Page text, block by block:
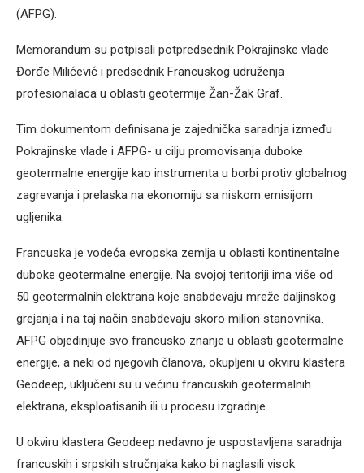
(AFPG).
Memorandum su potpisali potpredsednik Pokrajinske vlade
Đorđe Milićević i predsednik Francuskog udruženja
profesionalaca u oblasti geotermije Žan-Žak Graf.
Tim dokumentom definisana je zajednička saradnja između
Pokrajinske vlade i AFPG- u cilju promovisanja duboke
geotermalne energije kao instrumenta u borbi protiv globalnog
zagrevanja i prelaska na ekonomiju sa niskom emisijom
ugljenika.
Francuska je vodeća evropska zemlja u oblasti kontinentalne
duboke geotermalne energije. Na svojoj teritoriji ima više od
50 geotermalnih elektrana koje snabdevaju mreže daljinskog
grejanja i na taj način snabdevaju skoro milion stanovnika.
AFPG objedinjuje svo francusko znanje u oblasti geotermalne
energije, a neki od njegovih članova, okupljeni u okviru klastera
Geodeep, uključeni su u većinu francuskih geotermalnih
elektrana, eksploatisanih ili u procesu izgradnje.
U okviru klastera Geodeep nedavno je uspostavljena saradnja
francuskih i srpskih stručnjaka kako bi naglasili visok